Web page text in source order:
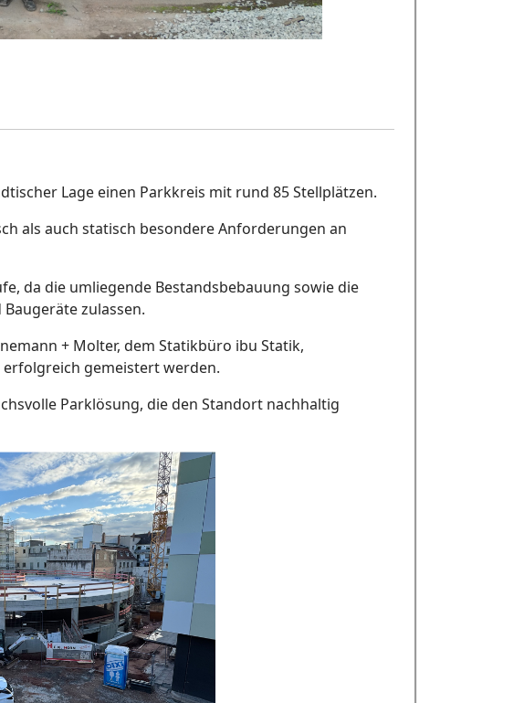
Lage einen Parkkreis mit rund 85 Stellplätzen.
als auch statisch besondere Anforderungen an
da die umliegende Bestandsbebauung sowie die
zulassen.
+ Molter, dem Statikbüro ibu Statik,
gemeistert werden.
Parklösung, die den Standort nachhaltig